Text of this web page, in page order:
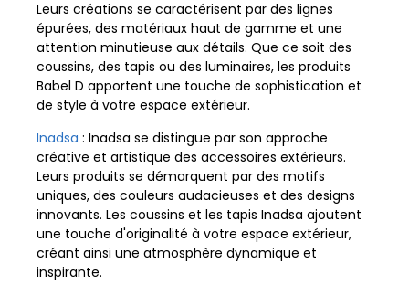
Leurs créations se caractérisent par des lignes
épurées, des matériaux haut de gamme et une
attention minutieuse aux détails. Que ce soit des
coussins, des tapis ou des luminaires, les produits
Babel D apportent une touche de sophistication et
de style à votre espace extérieur.
Inadsa : Inadsa se distingue par son approche
créative et artistique des accessoires extérieurs.
Leurs produits se démarquent par des motifs
uniques, des couleurs audacieuses et des designs
innovants. Les coussins et les tapis Inadsa ajoutent
une touche d'originalité à votre espace extérieur,
créant ainsi une atmosphère dynamique et
inspirante.